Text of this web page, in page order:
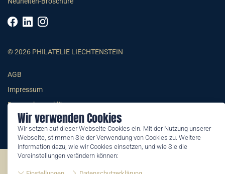
Wir verwenden Cookies
Wir setzen auf dieser Webseite Cookies ein. Mit der Nutzung unserer
Webseite, stimmen Sie der Verwendung von Cookies zu. Weitere
Information dazu, wie wir Cookies einsetzen, und wie Sie die
Voreinstellungen verändern können:
© 2026 PHILATELIE LIECHTENSTEIN
AGB
Impressum
Datenschutzerklärung